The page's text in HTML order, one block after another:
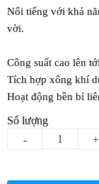
Nổi tiếng với khả
vời.
Công suất cao lên
Tích hợp xông khí
Hoạt động bền bỉ
Số lượng
-
+